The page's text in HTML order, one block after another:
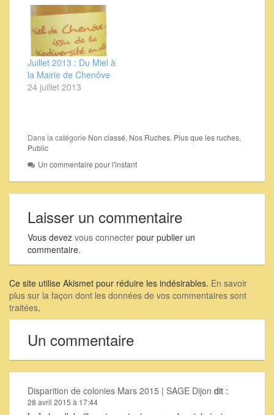
Juillet 2013 : Du Miel à
la Mairie de Chenôve
24 juillet 2013
Dans la catégorie Non classé, Nos Ruches, Plus que les ruches,
Public
Un commentaire pour l'instant
Laisser un commentaire
Vous devez vous connecter pour publier un
commentaire.
Ce site utilise Akismet pour réduire les indésirables. En savoir
plus sur la façon dont les données de vos commentaires sont
traitées.
Un commentaire
Disparition de colonies Mars 2015 | SAGE Dijon dit :
28 avril 2015 à 17:44